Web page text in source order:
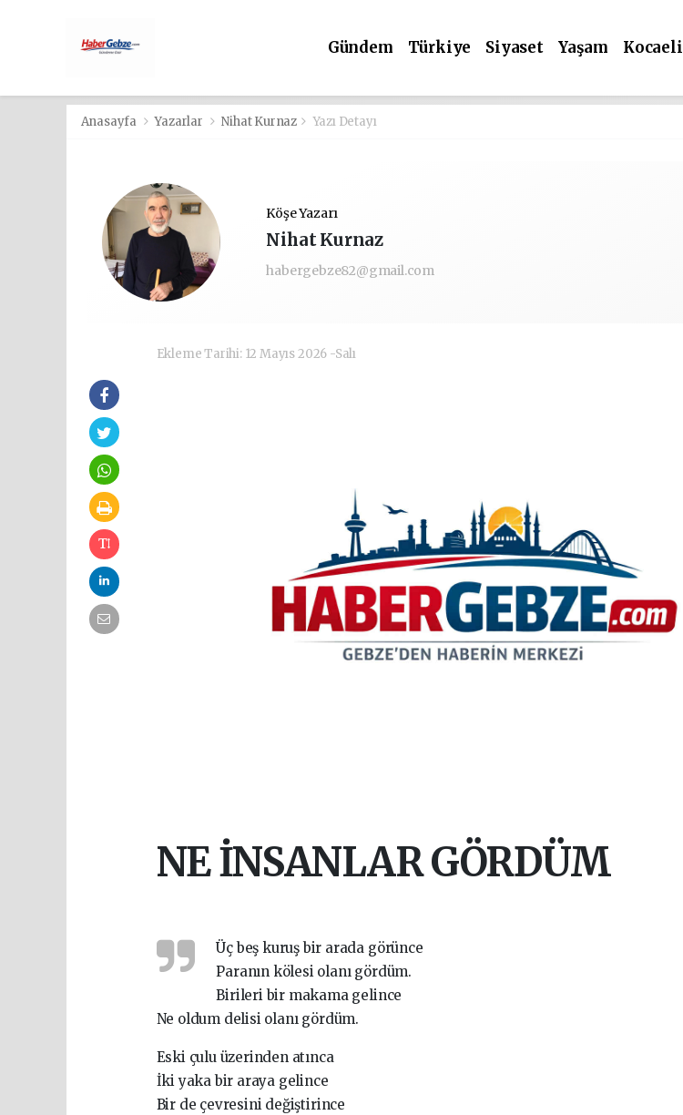
Gündem Türkiye Siyaset Yaşam Kocaeli
Anasayfa Yazarlar Nihat Kurnaz Yazı Detayı
Köşe Yazarı
Nihat Kurnaz
habergebze82@gmail.com
Ekleme Tarihi: 12 Mayıs 2026 -Salı
NE İNSANLAR GÖRDÜM
Üç beş kuruş bir arada görünce
Paranın kölesi olanı gördüm.
Birileri bir makama gelince
Ne oldum delisi olanı gördüm.
Eski çulu üzerinden atınca
İki yaka bir araya gelince
Bir de çevresini değiştirince